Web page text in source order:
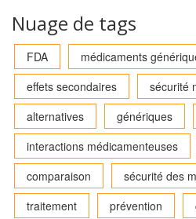
Nuage de tags
FDA
médicaments
effets secondaires
sécurité
alternatives
génériques
interactions médicamenteuses
comparaison
sécurité des
traitement
prévention